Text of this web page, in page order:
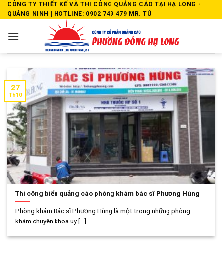
Skip
to
CÔNG TY THIẾT KẾ VÀ THI CÔNG QUẢNG CÁO TẠI HẠ LONG -
QUẢNG NINH | HOTLINE: 0902 749 479 MR. TÚ
Thi công biển quảng cáo phòng khám bác sĩ Phương Hùng
Phòng khám Bác sĩ Phương Hùng là một trong những phòng
khám chuyên khoa uy [...]
27
Th10